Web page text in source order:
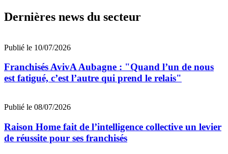
Dernières news du secteur
Publié le 10/07/2026
Franchisés AvivA Aubagne : "Quand l’un de nous
est fatigué, c’est l’autre qui prend le relais"
Publié le 08/07/2026
Raison Home fait de l’intelligence collective un levier
de réussite pour ses franchisés